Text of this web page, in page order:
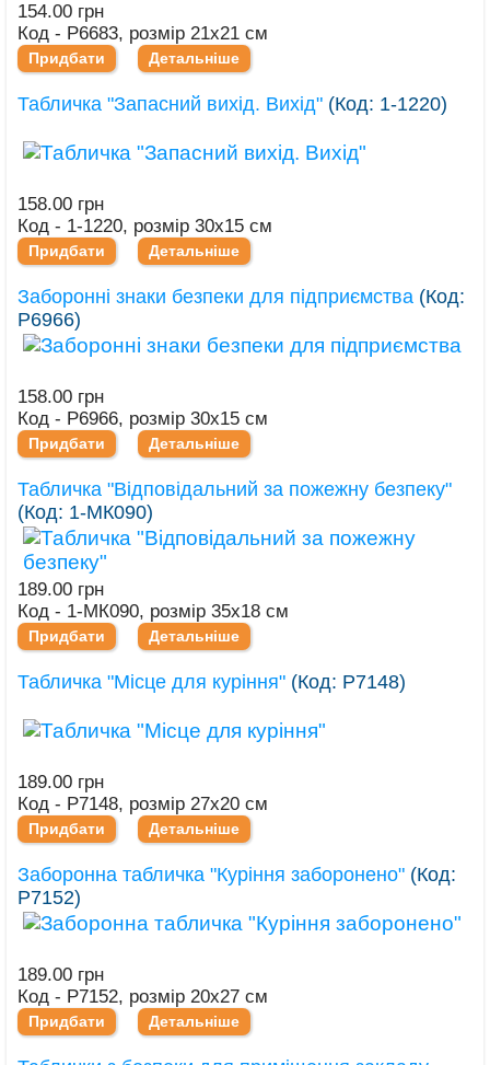
154.00 грн
Код - Р6683, розмір 21х21 см
Придбати Детальніше
Табличка "Запасний вихід. Вихід" (Код: 1-1220)
158.00 грн
Код - 1-1220, розмір 30х15 см
Придбати Детальніше
Заборонні знаки безпеки для підприємства (Код:
Р6966)
158.00 грн
Код - Р6966, розмір 30х15 см
Придбати Детальніше
Табличка "Відповідальний за пожежну безпеку"
(Код: 1-МК090)
189.00 грн
Код - 1-МК090, розмір 35х18 см
Придбати Детальніше
Табличка "Місце для куріння" (Код: Р7148)
189.00 грн
Код - Р7148, розмір 27х20 см
Придбати Детальніше
Заборонна табличка "Куріння заборонено" (Код:
Р7152)
189.00 грн
Код - Р7152, розмір 20х27 см
Придбати Детальніше